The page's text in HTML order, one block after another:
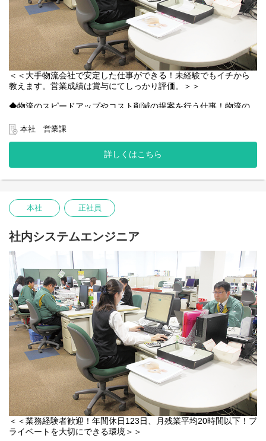
＜＜大手物流会社で安定した仕事ができる！未経験でもイチから
教えます。営業成績は賞与にてしっかり評価。＞＞
◆物流のスピードアップやコスト削減の提案を行う仕事！物流の
既存得意先や新規の小売店、メーカー、問屋、商社などに輸入か
ら納品までの物流に関する提案を行います。最初は先輩が同行す
るので安心。きちんとサポートします。
◆営業未経験でも、チャレンジしたい方は大歓迎！先輩が手取り
足取りマンツーマンでしっかりと指導します！
は緊張するかもしれませんが、先輩のフォロー体制も整っている
ので徐々にお仕事に慣れていけますよ。
本社 営業課
詳しくはこちら
本社 正社員
社内システムエンジニア
＜＜業務経験者歓迎！年間休日123日、月残業平均20時間以下！プ
ライベートを大切にできる環境＞＞